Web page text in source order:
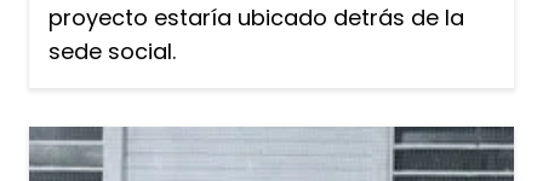
proyecto estaría ubicado detrás de la
sede social.